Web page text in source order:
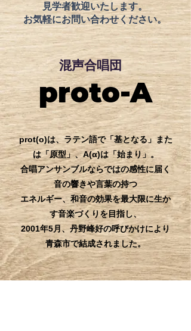
見学者歓迎いたします。
お気軽にお問い合わせください。
​混声合唱団
proto-A
prot(o)は、ラテン語で「基となる」また
は「原型」、A(α)は「始まり」。
合唱アンサンブルならではの感性に届く
音の響きや言葉の持つ
エネルギー、和音の効果を最大限に生か
す音楽づくりを目指し、
2001年5月、丹野峰好の呼びかけにより
青森市で結成されました。